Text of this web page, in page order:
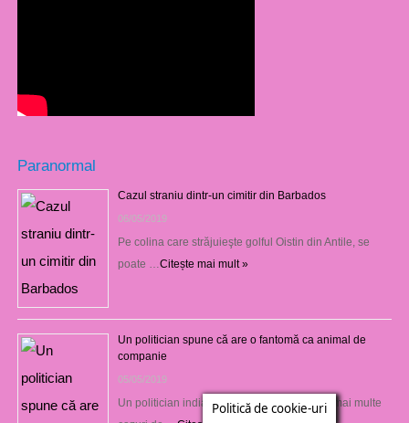
Paranormal
Cazul straniu dintr-un cimitir din Barbados
06/05/2019
Pe colina care străjuieşte golful Oistin din Antile, se
poate … Citește mai mult »
Un politician spune că are o fantomă ca animal de
companie
05/05/2019
Un politician indian controversat implicat în mai multe
Politică de cookie-uri